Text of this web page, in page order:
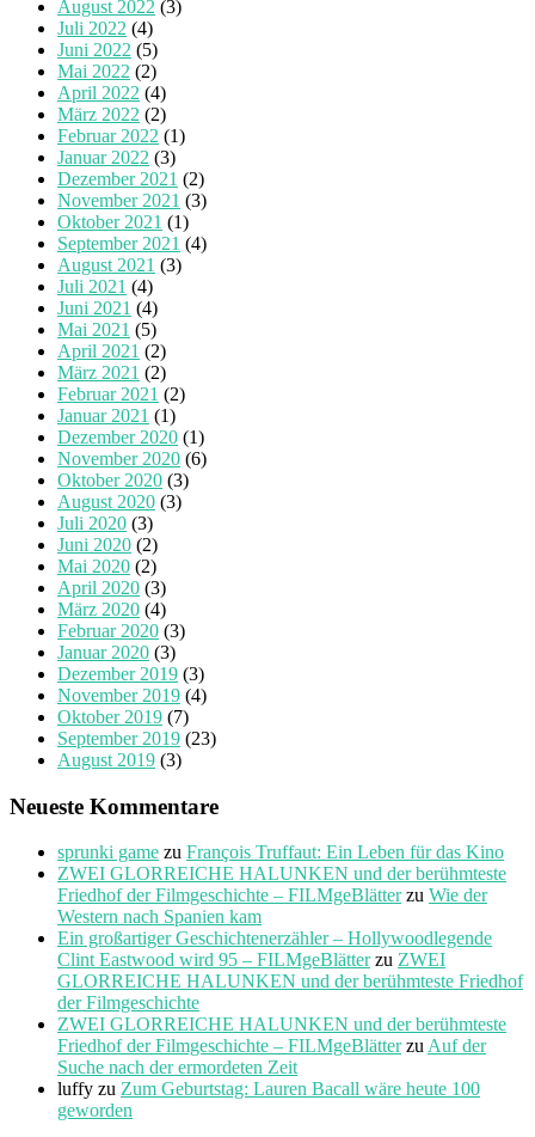
August 2022 (3)
Juli 2022 (4)
Juni 2022 (5)
Mai 2022 (2)
April 2022 (4)
März 2022 (2)
Februar 2022 (1)
Januar 2022 (3)
Dezember 2021 (2)
November 2021 (3)
Oktober 2021 (1)
September 2021 (4)
August 2021 (3)
Juli 2021 (4)
Juni 2021 (4)
Mai 2021 (5)
April 2021 (2)
März 2021 (2)
Februar 2021 (2)
Januar 2021 (1)
Dezember 2020 (1)
November 2020 (6)
Oktober 2020 (3)
August 2020 (3)
Juli 2020 (3)
Juni 2020 (2)
Mai 2020 (2)
April 2020 (3)
März 2020 (4)
Februar 2020 (3)
Januar 2020 (3)
Dezember 2019 (3)
November 2019 (4)
Oktober 2019 (7)
September 2019 (23)
August 2019 (3)
Neueste Kommentare
sprunki game zu François Truffaut: Ein Leben für das Kino
ZWEI GLORREICHE HALUNKEN und der berühmteste
Friedhof der Filmgeschichte – FILMgeBlätterzu Wie der
Western nach Spanien kam
Ein großartiger Geschichtenerzähler – Hollywoodlegende
Clint Eastwood wird 95 – FILMgeBlätterzu ZWEI
GLORREICHE HALUNKEN und der berühmteste Friedhof
der Filmgeschichte
ZWEI GLORREICHE HALUNKEN und der berühmteste
Friedhof der Filmgeschichte – FILMgeBlätterzu Auf der
Suche nach der ermordeten Zeit
luffy zu Zum Geburtstag: Lauren Bacall wäre heute 100
geworden